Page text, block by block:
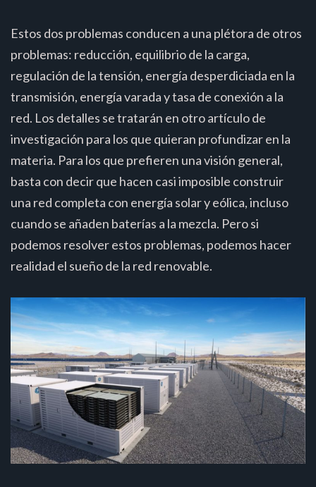
Estos dos problemas conducen a una plétora de otros
problemas: reducción, equilibrio de la carga,
regulación de la tensión, energía desperdiciada en la
transmisión, energía varada y tasa de conexión a la
red. Los detalles se tratarán en otro artículo de
investigación para los que quieran profundizar en la
materia. Para los que prefieren una visión general,
basta con decir que hacen casi imposible construir
una red completa con energía solar y eólica, incluso
cuando se añaden baterías a la mezcla. Pero si
podemos resolver estos problemas, podemos hacer
realidad el sueño de la red renovable.